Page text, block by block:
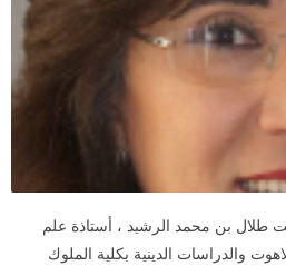
طلال بن محمد الرشيد ، أستاذة علم
والدراسات الدينية بكلية الملوك